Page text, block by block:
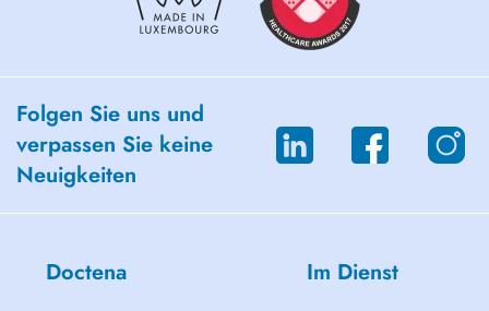
Folgen Sie uns und
verpassen Sie keine
Neuigkeiten
Doctena Im Dienst